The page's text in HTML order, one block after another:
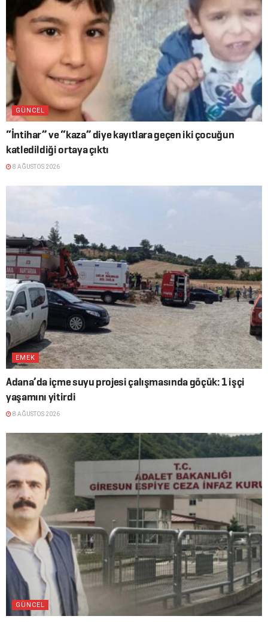
GÜNCEL
“İntihar” ve “kaza” diye kayıtlara geçen iki çocuğun
katledildiği ortaya çıktı
8 AĞUSTOS 2026
EMEK
Adana’da içme suyu projesi çalışmasında göçük: 1 işçi
yaşamını yitirdi
8 AĞUSTOS 2026
GÜNCEL